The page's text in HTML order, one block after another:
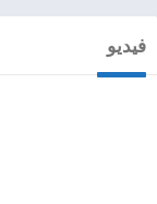
فيديو